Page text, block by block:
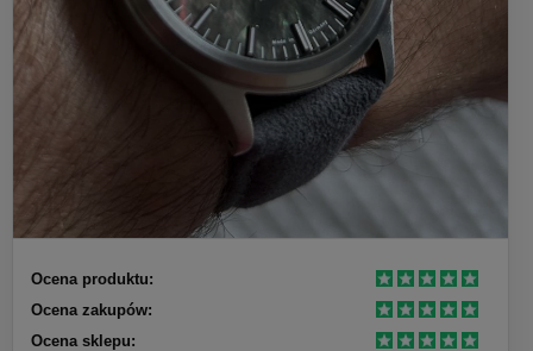
Ocena produktu:
Ocena zakupów:
Ocena sklepu: